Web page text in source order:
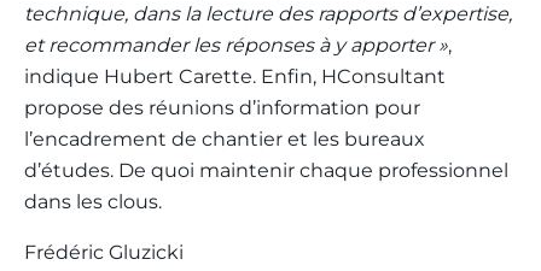
technique, dans la lecture des rapports d’expertise,
et recommander les réponses à y apporter »,
indique Hubert Carette. Enfin, HConsultant
propose des réunions d’information pour
l’encadrement de chantier et les bureaux
d’études. De quoi maintenir chaque professionnel
dans les clous.
Frédéric Gluzicki